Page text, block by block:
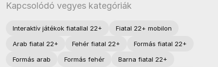
Kapcsolódó vegyes kategóriák
Interaktív játékok fiatallal 22+
Fiatal 22+ mobilon
Arab fiatal 22+
Fehér fiatal 22+
Formás fiatal 22+
Formás arab
Formás fehér
Barna fiatal 22+